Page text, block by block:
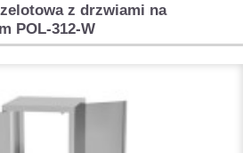
z drzwiami na
POL-312-W